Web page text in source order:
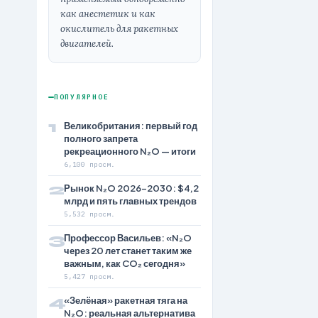
как анестетик и как
окислитель для ракетных
двигателей.
ПОПУЛЯРНОЕ
1
Великобритания: первый год
полного запрета
рекреационного N₂O — итоги
6,100 просм.
2Рынок N₂O 2026–2030: $4,2
млрд и пять главных трендов
5,532 просм.
3Профессор Васильев: «N₂O
через 20 лет станет таким же
важным, как CO₂ сегодня»
5,427 просм.
4«Зелёная» ракетная тяга на
N₂O: реальная альтернатива